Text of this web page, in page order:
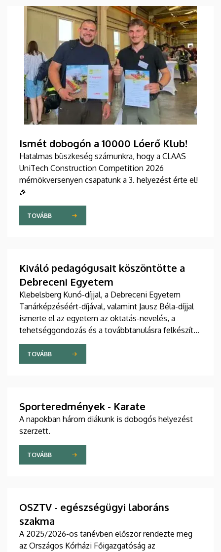
Ismét dobogón a 10000 Lóerő Klub!
Hatalmas büszkeség számunkra, hogy a CLAAS
UniTech Construction Competition 2026
mérnökversenyen csapatunk a 3. helyezést érte el!
🎉
TOVÁBB
Kiváló pedagógusait köszöntötte a
Debreceni Egyetem
Klebelsberg Kunó-díjjal, a Debreceni Egyetem
Tanárképzéséért-díjával, valamint Jausz Béla-díjjal
ismerte el az egyetem az oktatás-nevelés, a
tehetséggondozás és a továbbtanulásra felkészítés
terén magas színvonalú, példaértékű eredményt...
TOVÁBB
Sporteredmények - Karate
A napokban három diákunk is dobogós helyezést
szerzett.
TOVÁBB
OSZTV - egészségügyi laboráns
szakma
A 2025/2026-os tanévben először rendezte meg
az Országos Kórházi Főigazgatóság az